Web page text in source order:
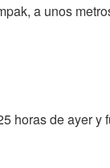
a unos
horas de ayer y